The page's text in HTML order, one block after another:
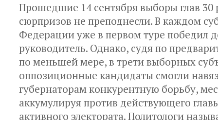
Прошедшие 14 сентября выборы глав 30
сюрпризов не преподнесли. В каждом
Федерации уже в первом туре победил
руководитель. Однако, судя по
по меньшей мере, в трети выборных
оппозиционные кандидаты смогли
губернаторам конкурентную борьбу,
аккумулируя против действующего
активного электората. Политологи